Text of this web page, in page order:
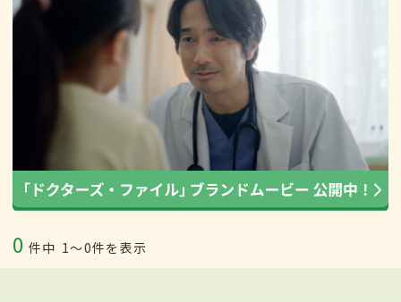
0 件中 1〜0件を表示